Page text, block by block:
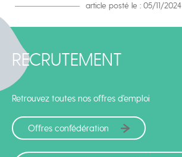
article posté le : 05/11/2024
RECRUTEMENT
Retrouvez toutes nos offres d'emploi
Offres confédération